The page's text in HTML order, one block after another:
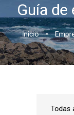
Guía de
Inicio •